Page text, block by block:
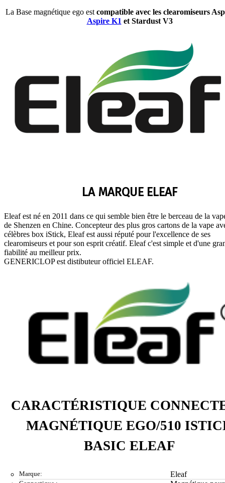
La Base magnétique ego est compatible avec les clearomiseurs
Aspire K1 et Stardust V3
LA MARQUE ELEAF
Eleaf est né en 2011 dans ce qui semble bien être le berceau de la
de Shenzen en Chine. Concepteur des plus gros cartons de la vape
célèbres box iStick, Eleaf est aussi réputé pour l'excellence de ses
clearomiseurs et pour son esprit créatif. Eleaf c'est simple et d'une
fiabilité au meilleur prix.
GENERICLOP est distibuteur officiel ELEAF.
CARACTÉRISTIQUE
MAGNÉTIQUE EGO/510
BASIC ELEAF
Marque: Eleaf